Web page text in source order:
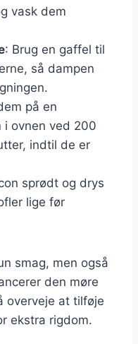
vask dem
: Brug en gaffel til
så dampen
på en
i ovnen ved 200
indtil de er
sprødt og drys
lige før
smag, men også
den møre
overveje at tilføje
ekstra rigdom.